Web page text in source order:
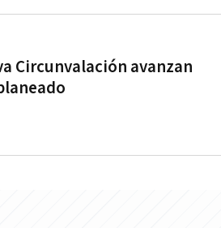
Circunvalación avanzan